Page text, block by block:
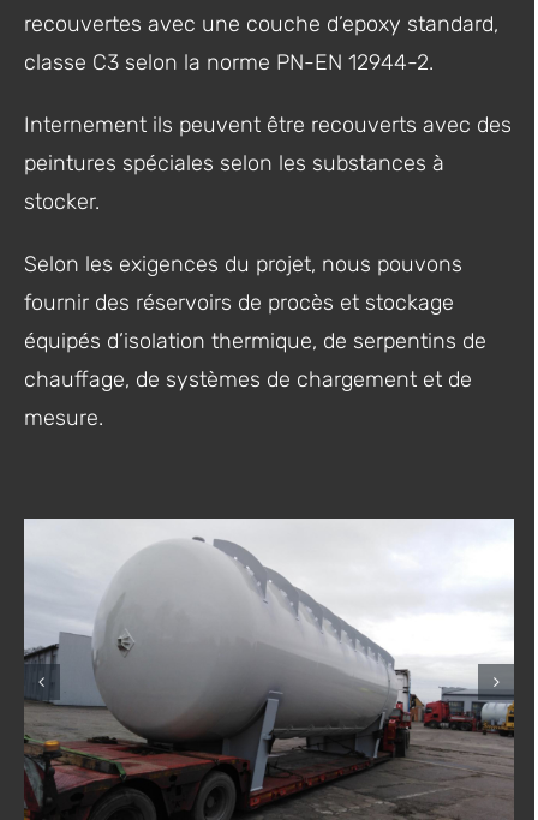
recouvertes avec une couche d’epoxy standard,
classe C3 selon la norme PN-EN 12944-2.
Internement ils peuvent être recouverts avec des
peintures spéciales selon les substances à
stocker.
Selon les exigences du projet, nous pouvons
fournir des réservoirs de procès et stockage
équipés d’isolation thermique, de serpentins de
chauffage, de systèmes de chargement et de
mesure.